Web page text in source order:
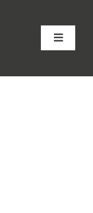
Toggle